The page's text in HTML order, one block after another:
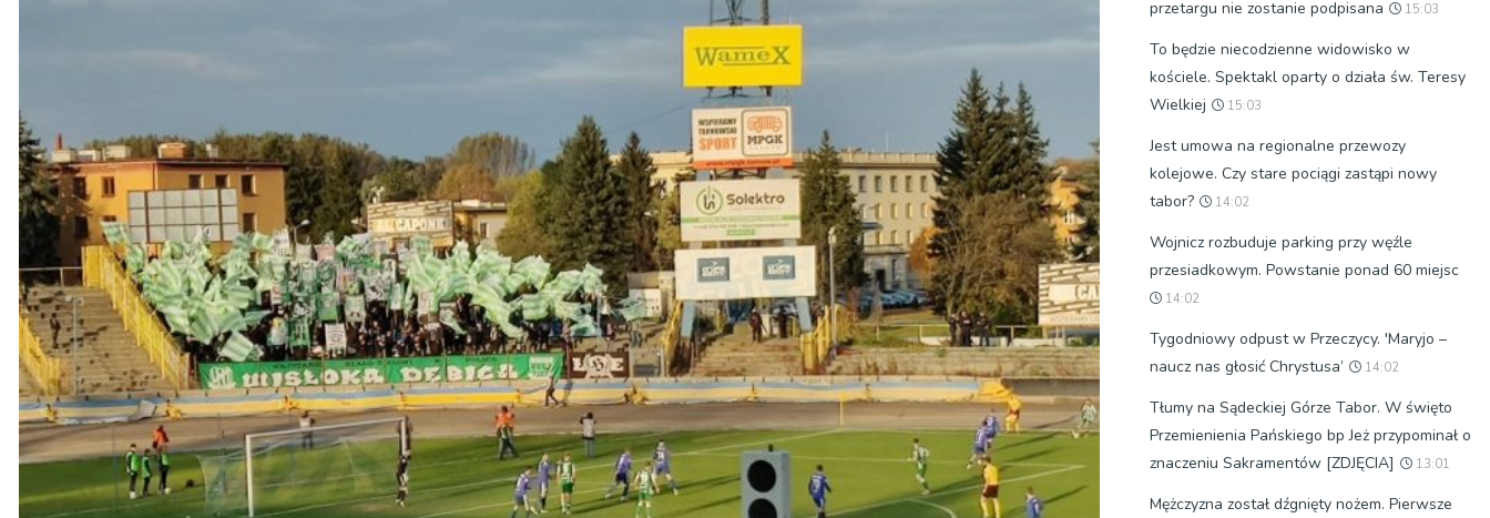
przetargu nie zostanie podpisana
15:03
To będzie niecodzienne widowisko w
kościele. Spektakl oparty o działa św. Teresy
Wielkiej
15:03
Jest umowa na regionalne przewozy
kolejowe. Czy stare pociągi zastąpi nowy
tabor?
14:02
Wojnicz rozbuduje parking przy węźle
przesiadkowym. Powstanie ponad 60 miejsc
14:02
Tygodniowy odpust w Przeczycy. 'Maryjo –
naucz nas głosić Chrystusa’
14:02
Tłumy na Sądeckiej Górze Tabor. W święto
Przemienienia Pańskiego bp Jeż przypominał o
znaczeniu Sakramentów [ZDJĘCIA]
13:01
Mężczyzna został dźgnięty nożem. Pierwsze